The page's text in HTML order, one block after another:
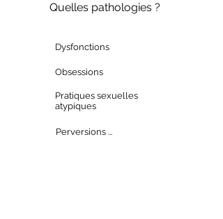
Quelles pathologies ?
Dysfonctions
Obsessions
Pratiques sexuelles
atypiques
Perversions ...